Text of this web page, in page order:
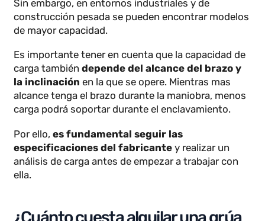
La capacidad de carga de una grúa telescópica
según el modelo y el fabricante.
Normalmente, la carga oscila entre 10 y 1,200
toneladas.
Sin embargo, en entornos industriales y de
construcción pesada se pueden encontrar modelos
de mayor capacidad.
Es importante tener en cuenta que la capacidad de
carga tambiéndepende del alcance del brazo y
la inclinación